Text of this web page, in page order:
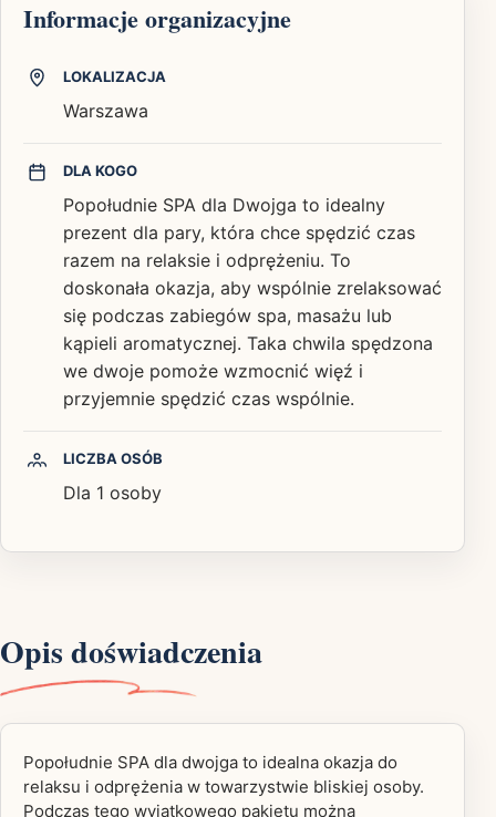
Informacje organizacyjne
LOKALIZACJA
Warszawa
DLA KOGO
Popołudnie SPA dla Dwojga to idealny
prezent dla pary, która chce spędzić czas
razem na relaksie i odprężeniu. To
doskonała okazja, aby wspólnie zrelaksować
się podczas zabiegów spa, masażu lub
kąpieli aromatycznej. Taka chwila spędzona
we dwoje pomoże wzmocnić więź i
przyjemnie spędzić czas wspólnie.
LICZBA OSÓB
Dla 1 osoby
Opis doświadczenia
Popołudnie SPA dla dwojga to idealna okazja do
relaksu i odprężenia w towarzystwie bliskiej osoby.
Podczas tego wyjątkowego pakietu można